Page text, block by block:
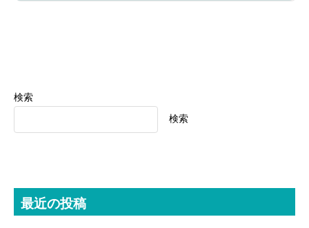
検索
検索
最近の投稿